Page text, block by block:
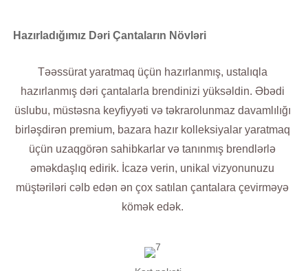
Hazırladığımız Dəri Çantaların Növləri
Təəssürat yaratmaq üçün hazırlanmış, ustalıqla
hazırlanmış dəri çantalarla brendinizi yüksəldin. Əbədi
üslubu, müstəsna keyfiyyəti və təkrarolunmaz davamlılığı
birləşdirən premium, bazara hazır kolleksiyalar yaratmaq
üçün uzaqgörən sahibkarlar və tanınmış brendlərlə
əməkdaşlıq edirik. İcazə verin, unikal vizyonunuzu
müştəriləri cəlb edən ən çox satılan çantalara çevirməyə
kömək edək.